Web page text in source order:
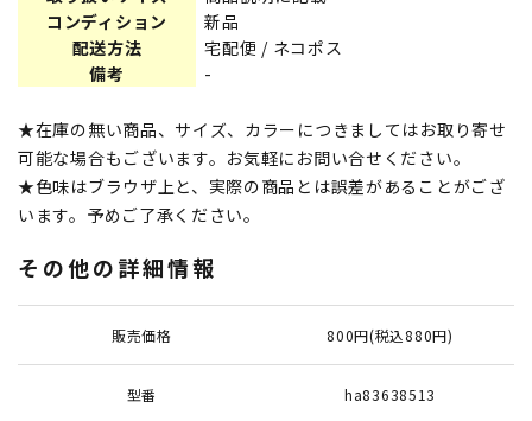
コンディション
新品
配送方法
宅配便 / ネコポス
備考
-
★在庫の無い商品、サイズ、カラーにつきましてはお取り寄せ
可能な場合もございます。お気軽にお問い合せください。
★色味はブラウザ上と、実際の商品とは誤差があることがござ
います。予めご了承ください。
その他の詳細情報
販売価格 800円(税込880円)
型番 ha83638513